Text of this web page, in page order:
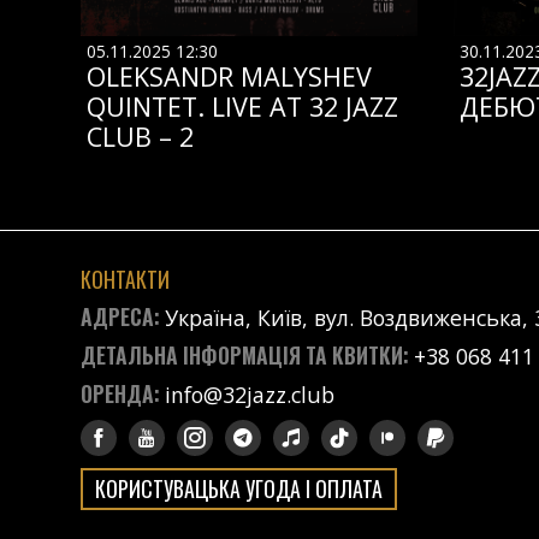
05.11.2025 12:30
OLEKSANDR MALYSHEV
QUINTET. LIVE AT 32 JAZZ
CLUB – 2
КОНТАКТИ
АДРЕСА:Україна, Київ, вул. Воздвиженська,
ДЕТАЛЬНА ІНФОРМАЦІЯ ТА КВИТКИ: +38 068
ОРЕНДА: info@32jazz.club
КОРИСТУВАЦЬКА УГОДА І ОПЛАТА